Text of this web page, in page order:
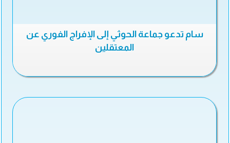
سام تدعو جماعة الحوثي إلى الإفراج الفوري عن
المعتقلين